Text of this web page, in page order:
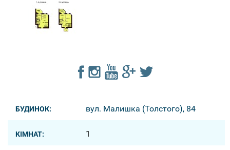
БУДИНОК: вул. Малишка (Толстого), 84
КІМНАТ: 1